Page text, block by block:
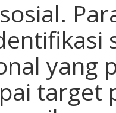
yang
target